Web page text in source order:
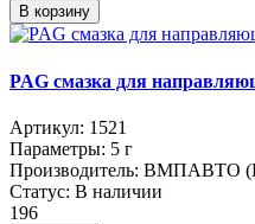
В корзину
PAG смазка для
Артикул: 1521
Параметры: 5 г
Производитель: ВМПАВТО
Статус: В наличии
196